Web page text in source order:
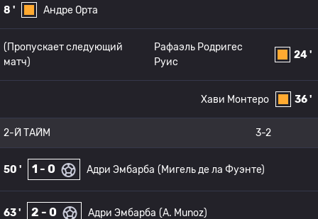
8 ' Андре Орта
24 '
Рафаэль Родригес
Руис
(Пропускает следующий
матч)
36 '
Хави Монтеро
2-Й ТАЙМ 3-2
50 ' 1 - 0 Адри Эмбарба (Мигель де ла Фуэнте)
63 ' 2 - 0 Адри Эмбарба (A. Munoz)